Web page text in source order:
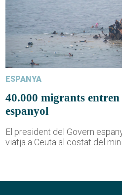
ESPANYA
40.000 migrants
espanyol
El president del Govern
viatja a Ceuta al costat del